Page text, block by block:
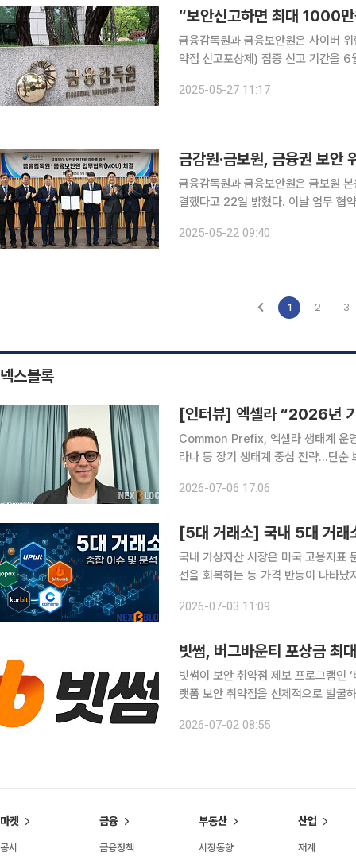
“보안신고하면 최대 1000
금융감독원과 금융보안원은 사이버
약점 신고포상제) 집중 신고 기간을
케이션(앱), 홈트레레이딩시스템
2025-05-27 11:17
금감원·금보원, 금융권 보안
금융감독원과 금융보안원은 금보원
결했다고 22일 밝혔다. 이날 업무 협
해 말까지 통합관제시스템을 구축하
2025-05-22 09:40
1 2 3
넥스블록
[인터뷰] 엑셀라 “2026년
Common Prefix, 엑셀라 생태계 운
라나 등 장기 생태계 중심 전략…단순
가 2026년 핵심 전략으로 기관용 인
2026-07-06 17:06
국내 가상자산 시장은 미국 고용지표
선을 회복하는 등 가격 반등이 나타났
고 움직였지만, 공통적으로는 거래 둔
2026-07-03 11:09
빗썸, 버그바운티 포상금 최
빗썸이 보안 취약점 제보 프로그램인 ‘버
랫폼 보안 취약점을 선제적으로 발굴
상금을 지급하는 제도다. 외부 전문가
2026-07-02 08:55
마켓
공시
금융
금융정책
부동산
시장동향
산업
재계